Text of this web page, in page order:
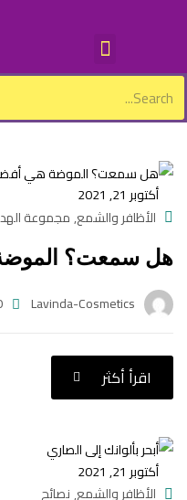
أكتوبر 21, 2021
الأظافر والشمع,مجموعة
هل سمعت؟
Lavinda-Cosmetics
اقرأ أكثر
أكتوبر 21, 2021
الأظافر والشمع,نصائح
Remember me